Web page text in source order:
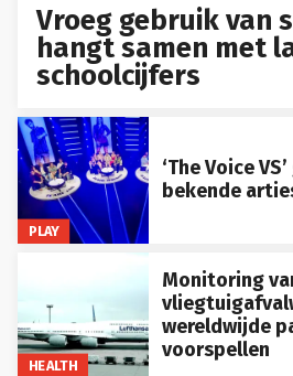
Vroeg gebruik van
hangt samen met
schoolcijfers
PLAY
‘The Voice
bekende
HEALTH
Monitoring
wereldwijde
voorspellen